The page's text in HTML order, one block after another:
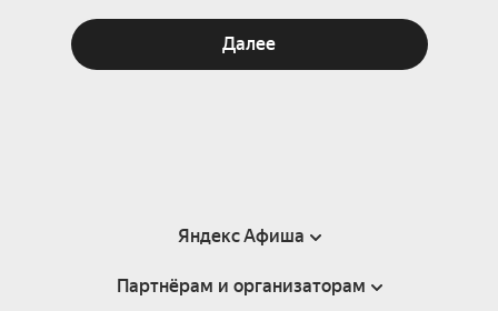
Далее
Яндекс Афиша
Справка
Партнёрам и организаторам